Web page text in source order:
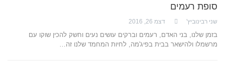
סופת רעמים
שני רבינוביץ' דצמ 26, 2016
בזמן שלנו, בני האדם, רעמים וברקים עושים נעים וחשק להכין שוקו עם
מרשמלו ולהישאר בבית בפיג'מה, לחיות המחמד שלנו זה…